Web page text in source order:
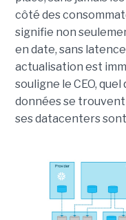
côté des
signifie non
en date, sans
actualisation est
souligne le CEO,
données se
ses datacenters